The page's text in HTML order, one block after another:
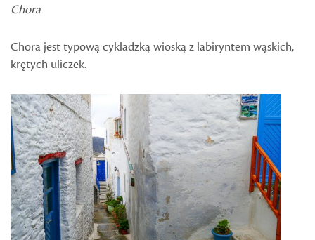
Chora
Chora jest typową cykladzką wioską z labiryntem wąskich,
krętych uliczek.